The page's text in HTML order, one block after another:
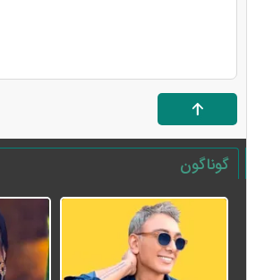
گوناگون